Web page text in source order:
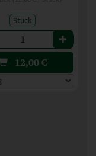
Stück
12,00€